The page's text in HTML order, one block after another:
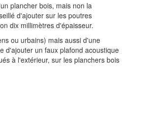
plancher bois, mais non la
d'ajouter sur les poutres
dix millimètres d'épaisseur.
ou urbains) mais aussi d'une
d'ajouter un faux plafond acoustique
à l'extérieur, sur les planchers bois